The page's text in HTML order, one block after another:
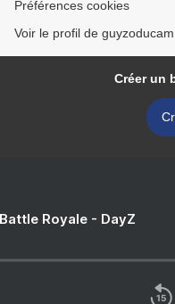
Préférences cookies
Voir le profil de
Créer un
Royale - DayZ